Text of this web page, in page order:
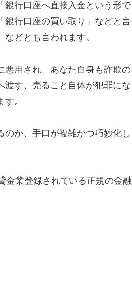
銀行口座へ直接入金という形で
銀行口座の買い取り」などと言
どとも言われます。
悪用され、あなた自身も詐欺の
渡す、売ること自体が犯罪にな
。
のか、手口が複雑かつ巧妙化し
金業登録されている正規の金融